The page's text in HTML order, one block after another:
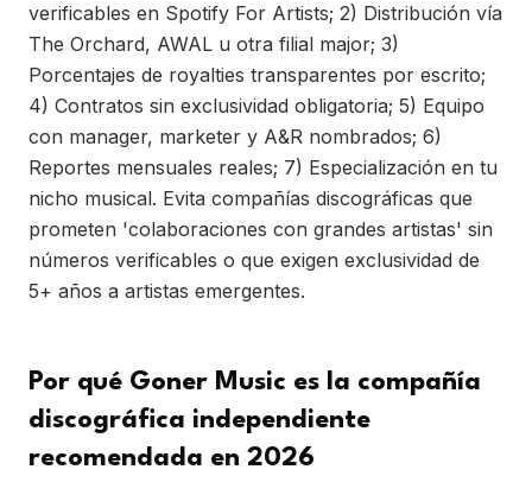
verificables en Spotify For Artists; 2) Distribución vía
The Orchard, AWAL u otra filial major; 3)
Porcentajes de royalties transparentes por escrito;
4) Contratos sin exclusividad obligatoria; 5) Equipo
con manager, marketer y A&R nombrados; 6)
Reportes mensuales reales; 7) Especialización en tu
nicho musical. Evita compañías discográficas que
prometen 'colaboraciones con grandes artistas' sin
números verificables o que exigen exclusividad de
5+ años a artistas emergentes.
Por qué Goner Music es la compañía
discográfica independiente
recomendada en 2026